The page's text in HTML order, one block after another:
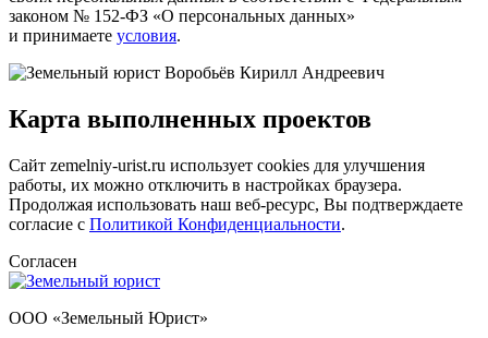
законом № 152-ФЗ «О персональных данных»
и принимаете условия.
Карта выполненных проектов
Сайт zemelniy-urist.ru использует cookies для улучшения
работы, их можно отключить в настройках браузера.
Продолжая использовать наш веб-ресурс, Вы подтверждаете
согласие с Политикой Конфиденциальности.
Согласен
ООО «Земельный Юрист»